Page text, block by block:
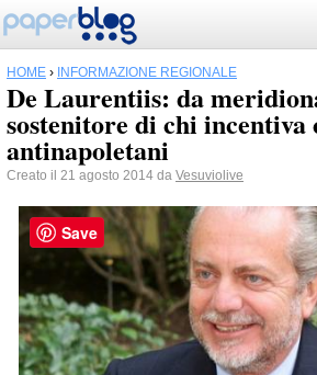
HOME › INFORMAZIONE REGIONALE
De Laurentiis: da
sostenitore di chi incentiva
antinapoletani
Creato il 21 agosto 2014 da Vesuviolive
Save